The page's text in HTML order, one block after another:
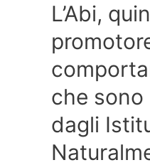
L’Abi,
che sono
dagli